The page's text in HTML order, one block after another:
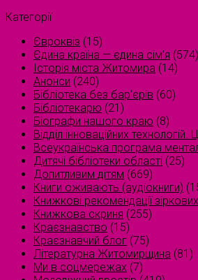
Категорії
Євроквіз (15)
Єдина країна — єдина сім’я (574)
Історія міста Житомира (14)
Анонси (240)
Бібліотека без бар'єрів (60)
Бібліотекарю (21)
Біографи нашого краю (8)
Відділ інноваційних
Всеукраїнська програма
Дитячі бібліотеки області (25)
Допитливим дітям (669)
Книги оживають (аудіокниги)
Книжкові рекомендації
Книжкова скриня (255)
Краєзнавство (15)
Краєзнавчий блог (75)
Літературна Житомирщина (81)
Ми в соцмережах (7)